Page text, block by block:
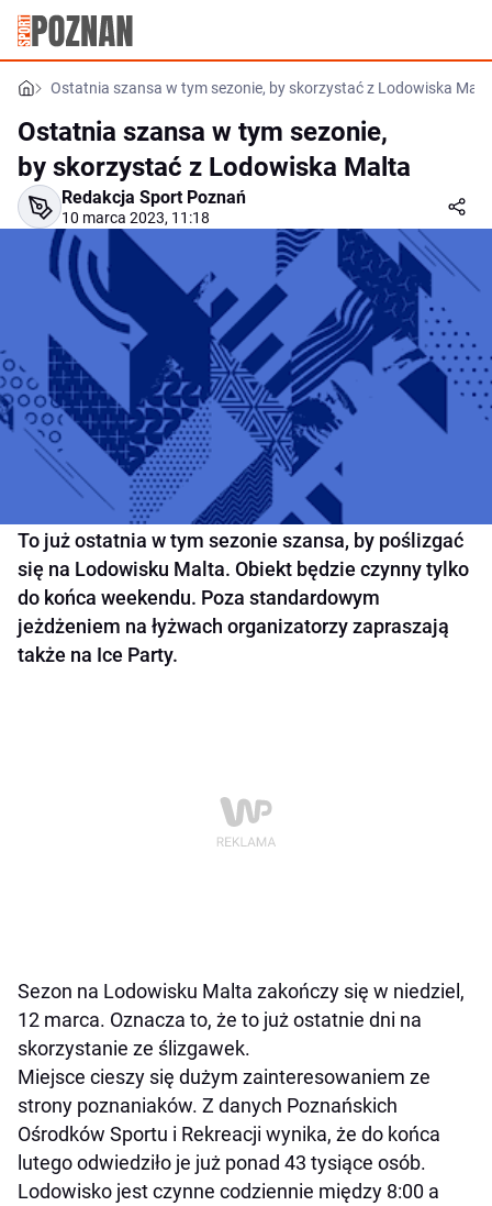
Ostatnia szansa w tym sezonie, by skorzystać z Lodowiska
Ostatnia szansa w tym sezonie,
by skorzystać z Lodowiska Malta
Redakcja Sport Poznań
10 marca 2023, 11:18
To już ostatnia w tym sezonie szansa, by poślizgać
się na Lodowisku Malta. Obiekt będzie czynny tylko
do końca weekendu. Poza standardowym
jeżdżeniem na łyżwach organizatorzy zapraszają
także na Ice Party.
Sezon na Lodowisku Malta zakończy się w niedziel,
12 marca. Oznacza to, że to już ostatnie dni na
skorzystanie ze ślizgawek.
Miejsce cieszy się dużym zainteresowaniem ze
strony poznaniaków. Z danych Poznańskich
Ośrodków Sportu i Rekreacji wynika, że do końca
lutego odwiedziło je już ponad 43 tysiące osób.
Lodowisko jest czynne codziennie między 8:00 a